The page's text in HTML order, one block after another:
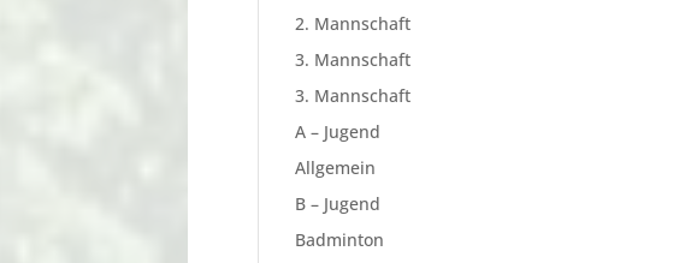
2. Mannschaft
3. Mannschaft
3. Mannschaft
A – Jugend
Allgemein
B – Jugend
Badminton